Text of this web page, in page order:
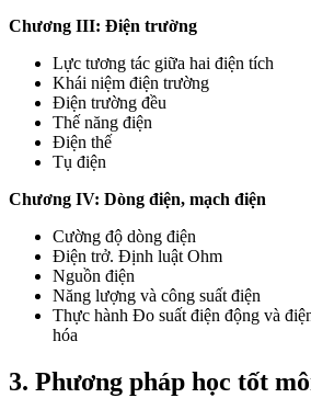
Chương III: Điện trường
Lực tương tác giữa hai điện tích
Khái niệm điện trường
Điện trường đều
Thế năng điện
Điện thế
Tụ điện
Chương IV: Dòng điện, mạch điện
Cường độ dòng điện
Điện trở. Định luật Ohm
Nguồn điện
Năng lượng và công suất điện
Thực hành Đo suất điện động và
hóa
3. Phương pháp học tốt